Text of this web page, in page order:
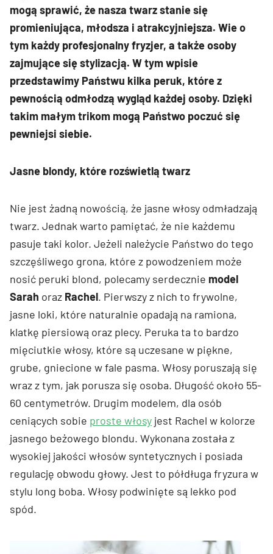
mogą sprawić, że nasza twarz stanie się
promieniująca, młodsza i atrakcyjniejsza. Wie o
tym każdy profesjonalny fryzjer, a także osoby
zajmujące się stylizacją. W tym wpisie
przedstawimy Państwu kilka peruk, które z
pewnością odmłodzą wygląd każdej osoby. Dzięki
takim małym trikom mogą Państwo poczuć się
pewniejsi siebie.
Jasne blondy, które rozświetlą twarz
Nie jest żadną nowością, że jasne włosy odmładzają
twarz. Jednak warto pamiętać, że nie każdemu
pasuje taki kolor. Jeżeli należycie Państwo do tego
szczęśliwego grona, które z powodzeniem może
nosić peruki blond, polecamy serdecznie model
Sarah oraz Rachel. Pierwszy z nich to frywolne,
jasne loki, które naturalnie opadają na ramiona,
klatkę piersiową oraz plecy. Peruka ta to bardzo
mięciutkie włosy, które są uczesane w piękne,
grube, gniecione w fale pasma. Włosy poruszają się
wraz z tym, jak porusza się osoba. Długość około 55-
60 centymetrów. Drugim modelem, dla osób
ceniących sobie proste włosy jest Rachel w kolorze
jasnego beżowego blondu. Wykonana została z
wysokiej jakości włosów syntetycznych i posiada
regulację obwodu głowy. Jest to półdługa fryzura w
stylu long boba. Włosy podwinięte są lekko pod
spód.